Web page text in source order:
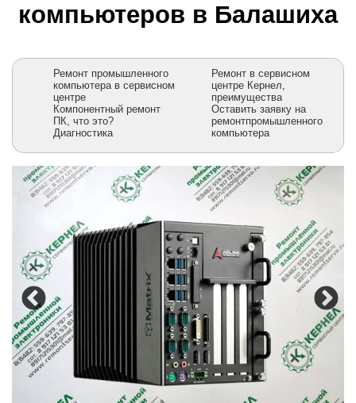
компьютеров в Балашиха
Ремонт промышленного
компьютера в сервисном
центре
Компонентный ремонт
ПК, что это?
Диагностика
Ремонт в сервисном
центре Кернел,
преимущества
Оставить заявку на
ремонтпромышленного
компьютера